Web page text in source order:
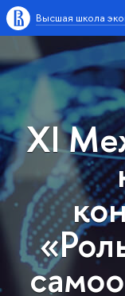
Высшая школа
XI